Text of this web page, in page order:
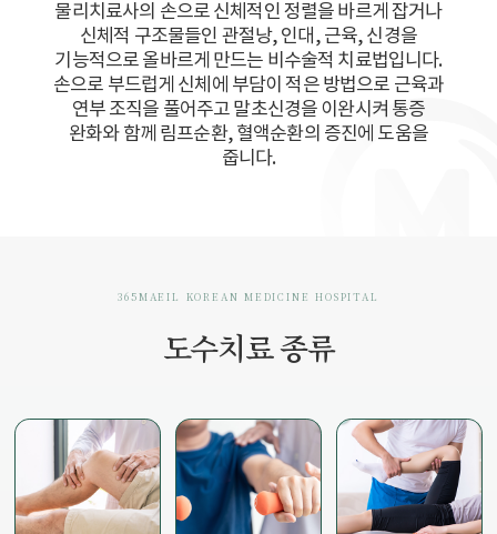
물리치료사의 손으로 신체적인 정렬을 바르게 잡거나
신체적 구조물들인 관절낭, 인대, 근육, 신경을
기능적으로 올바르게 만드는 비수술적 치료법입니다.
손으로 부드럽게 신체에 부담이 적은 방법으로 근육과
연부 조직을 풀어주고 말초신경을 이완시켜 통증
완화와 함께 림프순환, 혈액순환의 증진에 도움을
줍니다.
365MAEIL KOREAN MEDICINE HOSPITAL
도수치료 종류